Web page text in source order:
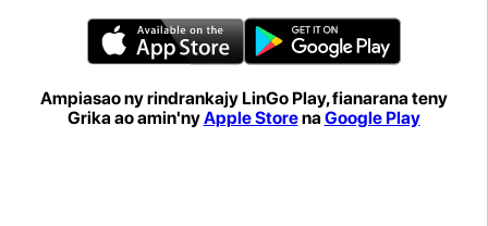
Ampiasao ny rindrankajy LinGo Play, fianarana teny
Grika ao amin'nyApple Storena Google Play